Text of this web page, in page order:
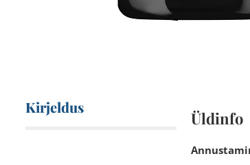
Kirjeldus
Üldinfo